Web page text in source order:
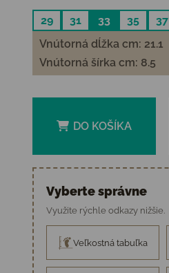
29 31 33 35
37
Vnútorná dĺžka cm: 21.1
Vnútorná šírka cm: 8.5
DO KOŠÍKA
Vyberte správne
Využite rýchle odkazy nižšie.
Veľkostná tabuľka